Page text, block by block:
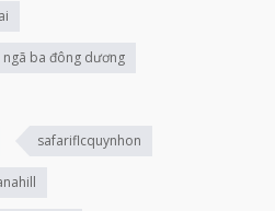
ngã ba đông dương
safariflcquynhon